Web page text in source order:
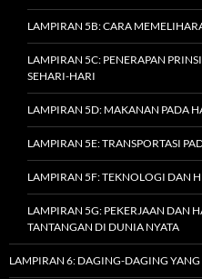
LAMPIRAN 5B: CARA
LAMPIRAN 5C: PENERAPAN
SEHARI-HARI
LAMPIRAN 5D: MAKANAN PADA
LAMPIRAN 5E: TRANSPORTASI
LAMPIRAN 5F: TEKNOLOGI DAN
LAMPIRAN 5G: PEKERJAAN DAN
TANTANGAN DI DUNIA NYATA
LAMPIRAN 6: DAGING-DAGING